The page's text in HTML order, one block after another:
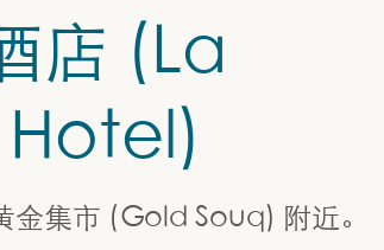
店 (La
集市 (Gold Souq) 附近。